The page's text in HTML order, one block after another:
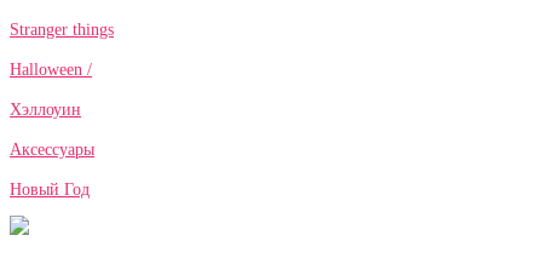
Stranger things
Halloween /
Хэллоуин
Аксессуары
Новый Год